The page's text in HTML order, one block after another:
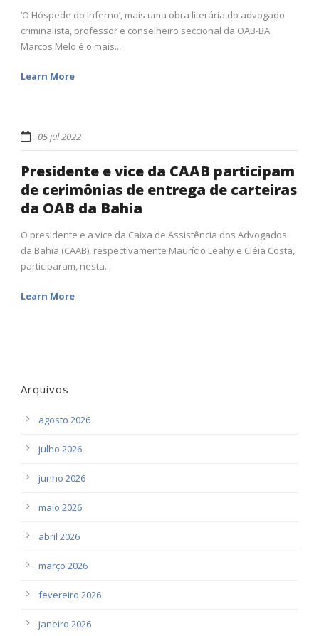
‘O Hóspede do Inferno’, mais uma obra literária do advogado
criminalista, professor e conselheiro seccional da OAB-BA
Marcos Melo é o mais...
Learn More
05 jul 2022
Presidente e vice da CAAB participam
de cerimônias de entrega de carteiras
da OAB da Bahia
O presidente e a vice da Caixa de Assistência dos Advogados
da Bahia (CAAB), respectivamente Maurício Leahy e Cléia Costa,
participaram, nesta...
Learn More
Arquivos
agosto 2026
julho 2026
junho 2026
maio 2026
abril 2026
março 2026
fevereiro 2026
janeiro 2026